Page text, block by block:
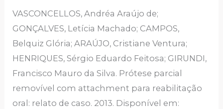
VASCONCELLOS, Andréa Araújo de;
GONÇALVES, Letícia Machado; CAMPOS,
Belquiz Glória; ARAÚJO, Cristiane Ventura;
HENRIQUES, Sérgio Eduardo Feitosa; GIRUNDI,
Francisco Mauro da Silva. Prótese parcial
removível com attachment para reabilitação
oral: relato de caso. 2013. Disponível em: